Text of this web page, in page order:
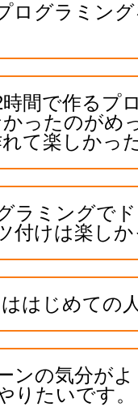
ログラミン
時間で作るプ
ったのがめ
て楽しかっ
ラミングで
付けは楽しか
はじめての
ンの気分が
りたいです。